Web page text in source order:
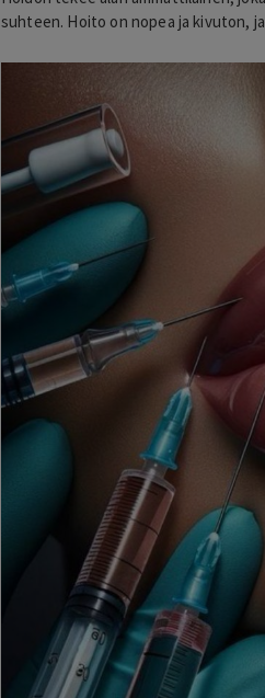
suhteen. Hoito on nopea ja kivuton,